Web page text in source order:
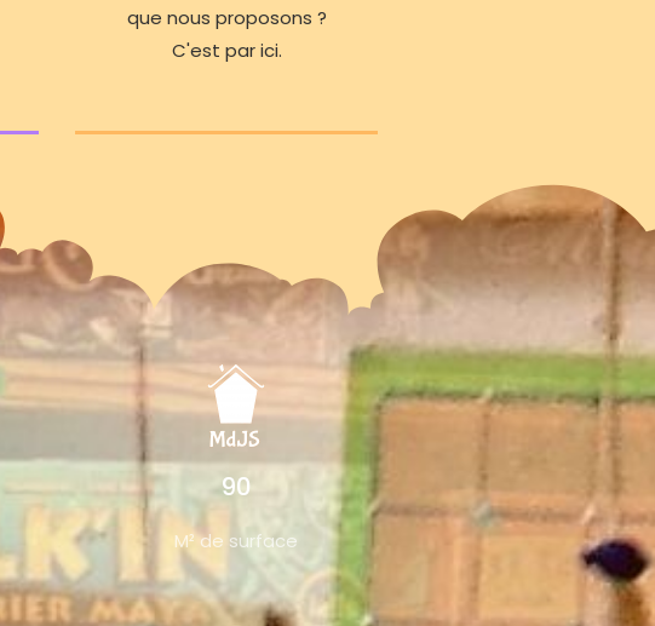
que nous proposons ?
C'est par ici.
90
M² de surface